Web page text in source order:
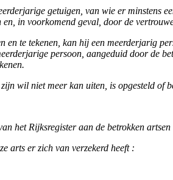
getuigen, van wie er minstens
in voorkomend geval, door de
te tekenen, kan hij een meerderjarig
persoon, aangeduid door de
wil niet meer kan uiten, is opgesteld of
het Rijksregister aan de betrokken artsen
arts er zich van verzekerd heeft :